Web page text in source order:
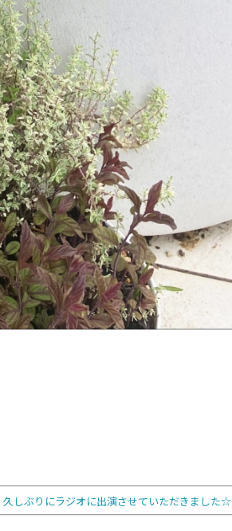
久しぶりにラジオに出演させていただきました☆